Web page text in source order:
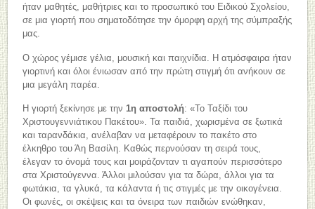
ήταν μαθητές, μαθήτριες και το προσωπικό του Ειδικού Σχολείου,
σε μια γιορτή που σηματοδότησε την όμορφη αρχή της σύμπραξής
μας.
Ο χώρος γέμισε γέλια, μουσική και παιχνίδια. Η ατμόσφαιρα ήταν
γιορτινή και όλοι ένιωσαν από την πρώτη στιγμή ότι ανήκουν σε
μια μεγάλη παρέα.
Η γιορτή ξεκίνησε με την1η αποστολή: «Το Ταξίδι του
Χριστουγεννιάτικου Πακέτου». Τα παιδιά, χωρισμένα σε ξωτικά
και ταρανδάκια, ανέλαβαν να μεταφέρουν το πακέτο στο
έλκηθρο του Άη Βασίλη. Καθώς περνούσαν τη σειρά τους,
έλεγαν το όνομά τους και μοιράζονταν τι αγαπούν περισσότερο
στα Χριστούγεννα. Άλλοι μιλούσαν για τα δώρα, άλλοι για τα
φωτάκια, τα γλυκά, τα κάλαντα ή τις στιγμές με την οικογένεια.
Οι φωνές, οι σκέψεις και τα όνειρα των παιδιών ενώθηκαν,